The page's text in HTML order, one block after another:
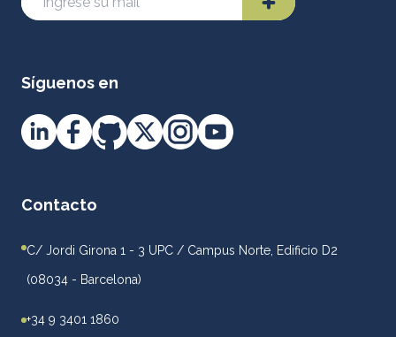
Síguenos en
Contacto
C/ Jordi Girona 1 - 3 UPC / Campus Norte, Edificio D2
(08034 - Barcelona)
+34 9 3401 1860